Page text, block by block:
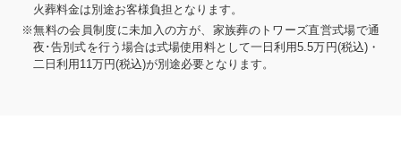
火葬料金は別途お客様負担となります。
※無料の会員制度に未加入の方が、家族葬のトワーズ直営式場で通
夜･告別式を行う場合は式場使用料として一日利用5.5万円(税込)・
二日利用11万円(税込)が別途必要となります。